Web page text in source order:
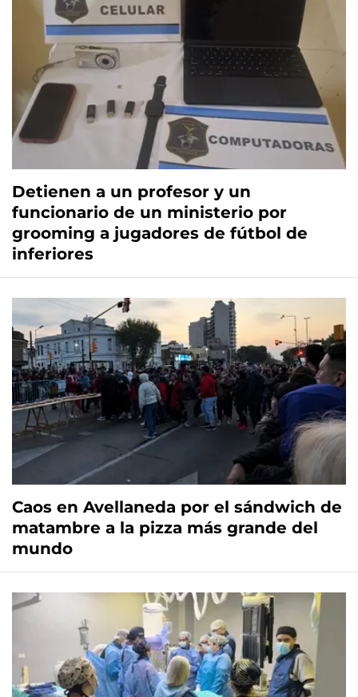
Detienen a un profesor y un
funcionario de un ministerio por
grooming a jugadores de fútbol de
inferiores
Caos en Avellaneda por el sándwich de
matambre a la pizza más grande del
mundo